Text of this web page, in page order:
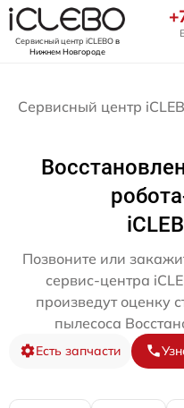
Сервисный центр iCLEBOв
Нижнем Новгороде
Сервисный центр
Позвоните или
сервис-центра
произведут оценку
пылесоса
Есть запчасти